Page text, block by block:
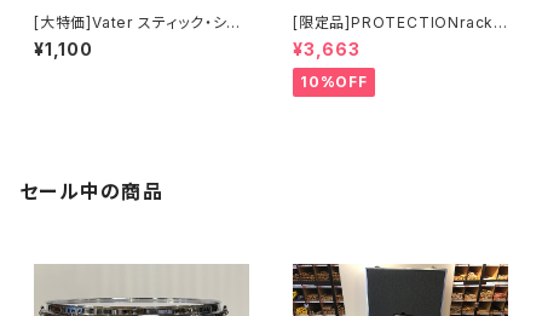
[大特価]Vater スティック・シー
ルド VSS
¥1,100
[限定品]PROTECTIONracke
t 30周年記念限定カラー3ペア
スティックバッグ 6027-00-07
¥3,663
10%OFF
セール中の商品